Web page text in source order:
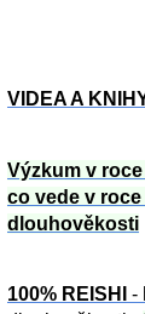
VIDEA A
Výzkum v
co vede v roce
dlouhověkosti
100% REISHI
-